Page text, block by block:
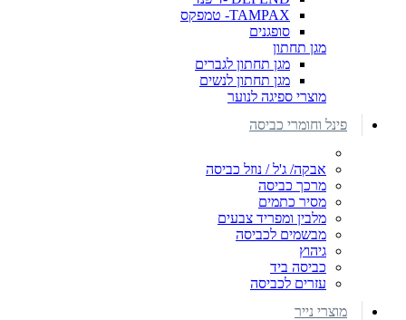
TAMPAX- טמפקס
סופגנים
מגן תחתון
מגן תחתון לגברים
מגן תחתון לנשים
מוצרי ספיגה לנוער
פינל וחומרי כביסה
אבקה/ ג'ל / נוזל כביסה
מרכך כביסה
מסיר כתמים
מלבין ומפריד צבעים
מבשמים לכביסה
גיהוץ
כביסה ביד
עזרים לכביסה
מוצרי נייר